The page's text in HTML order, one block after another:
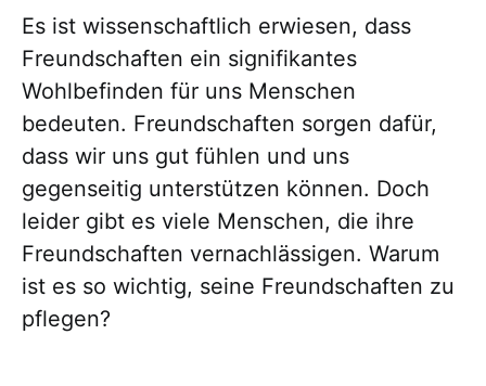
Es ist wissenschaftlich erwiesen, dass
Freundschaften ein signifikantes
Wohlbefinden für uns Menschen
bedeuten. Freundschaften sorgen dafür,
dass wir uns gut fühlen und uns
gegenseitig unterstützen können. Doch
leider gibt es viele Menschen, die ihre
Freundschaften vernachlässigen. Warum
ist es so wichtig, seine Freundschaften zu
pflegen?